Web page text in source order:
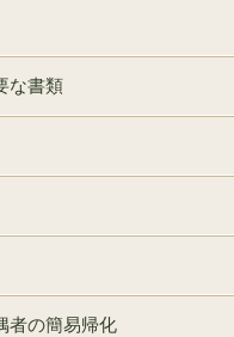
な書類
者の簡易帰化